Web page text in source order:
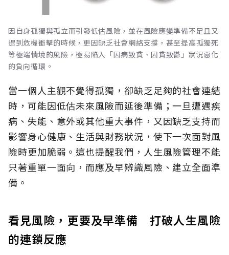
因自身孤獨與孤立而引發低估風險，並在風險應變準備不足且又
遇到危機衝擊的時候，更因缺乏社會網絡支撐，甚至提高孤獨死
等極端情境的風險，極易陷入「因病致貧、因貧致鬱」狀況惡化
的負向循環。
當一個人主觀不覺得孤獨，卻缺乏足夠的社會連結
時，可能因低估未來風險而延後準備；一旦遭遇疾
病、失能、意外或其他重大事件，又因缺乏支持而
影響身心健康、生活與財務狀況，使下一次面對風
險時更加脆弱。這也提醒我們，人生風險管理不能
只著重單一面向，而應及早辨識風險、建立全面準
備。
看見風險，更要及早準備 打破人生風險
的連鎖反應